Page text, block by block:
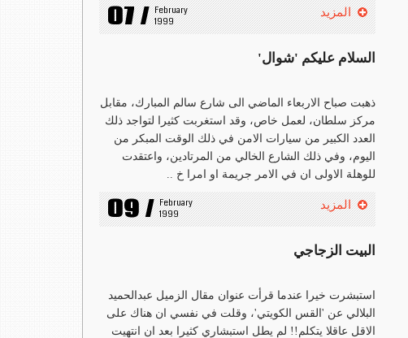
07 / February
1999
المزيد
السلام عليكم 'شوال'
ذهبت صباح الاربعاء الماضي الى شارع سالم المبارك، مقابل
مركز سلطان، لعمل خاص، وقد استغربت كثيرا لتواجد ذلك
العدد الكبير من سيارات الامن في ذلك الوقت المبكر من
اليوم، وفي ذلك الشارع الخالي من المرتادين، واعتقدت
للوهلة الاولى ان في الامر جريمة او امرا خ ..
09 / February
1999
المزيد
البيت الزجاجي
استبشرت خيرا عندما قرأت عنوان مقال الزميل عبدالحميد
البلالي عن 'القس الكويتي'، وقلت في نفسي ان هناك على
الاقل عاقلا يتكلم!! لم يطل استبشاري كثيرا بعد ان انتهيت